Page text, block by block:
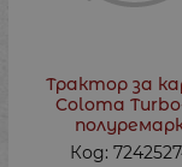
Трактор за
Coloma
Код: